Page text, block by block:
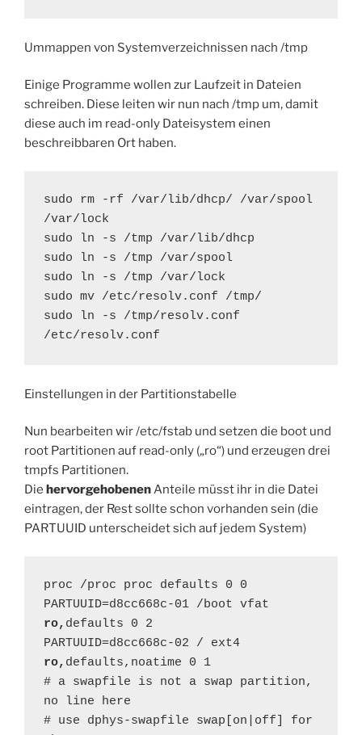
Ummappen von Systemverzeichnissen nach /tmp
Einige Programme wollen zur Laufzeit in Dateien
schreiben. Diese leiten wir nun nach /tmp um, damit
diese auch im read-only Dateisystem einen
beschreibbaren Ort haben.
sudo rm -rf /var/lib/dhcp/ /var/spool
/var/lock
sudo ln -s /tmp /var/lib/dhcp
sudo ln -s /tmp /var/spool
sudo ln -s /tmp /var/lock
sudo mv /etc/resolv.conf /tmp/
sudo ln -s /tmp/resolv.conf
/etc/resolv.conf
Einstellungen in der Partitionstabelle
Nun bearbeiten wir /etc/fstab und setzen die boot und
root Partitionen auf read-only („ro“) und erzeugen drei
tmpfs Partitionen.
Die hervorgehobenenAnteile müsst ihr in die Datei
eintragen, der Rest sollte schon vorhanden sein (die
PARTUUID unterscheidet sich auf jedem System)
proc /proc proc defaults 0 0
ro, defaults 0 2
ro, defaults,noatime 0 1
# a swapfile is not a swap partition,
no line here
# use dphys-swapfile swap[on|off] for